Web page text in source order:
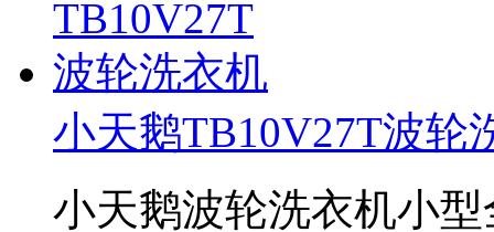
小天鹅TB10V27T波轮
小天鹅波轮洗衣机小